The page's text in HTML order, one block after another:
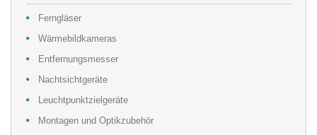
Ferngläser
Wärmebildkameras
Entfernungsmesser
Nachtsichtgeräte
Leuchtpunktzielgeräte
Montagen und Optikzubehör